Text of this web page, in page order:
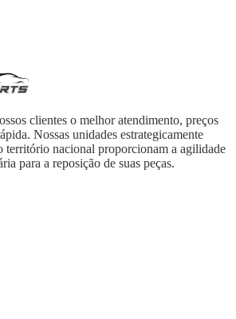
clientes o melhor atendimento, preços
Nossas unidades estrategicamente
território nacional proporcionam a agilidade
para a reposição de suas peças.